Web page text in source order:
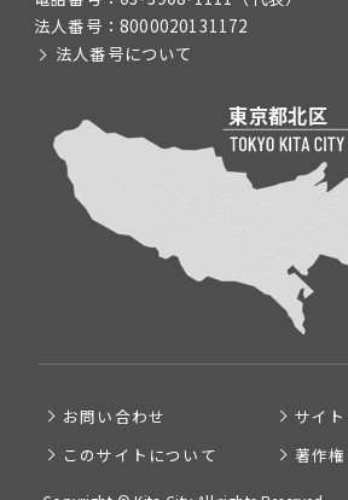
法人番号： 8000020131172
法人番号について
お問い合わせ
サイ
このサイトについて
著作